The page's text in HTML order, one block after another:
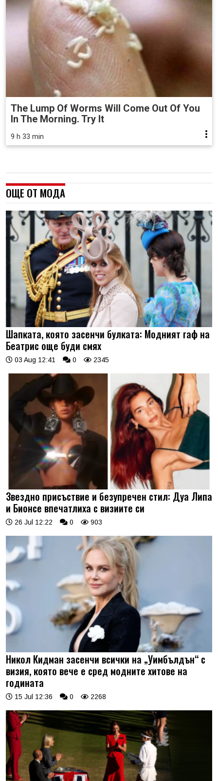
The Lump Of Worms Will Come Out Of You
In The Morning. Try It
9 h 33 min
ОЩЕ ОТ МОДА
Шапката, която засенчи булката: Модният гаф на
Беатрис още буди смях
03 Aug 12:41 0 2345
Звездно присъствие и безупречен стил: Дуа Липа
и Бионсе впечатлиха с визиите си
26 Jul 12:22 0 903
Никол Кидман засенчи всички на „Уимбълдън“ с
визия, която вече е сред модните хитове на
годината
15 Jul 12:36 0 2268